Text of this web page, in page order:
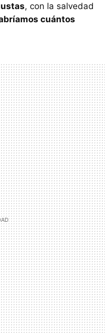
, con la salvedad
cuántos